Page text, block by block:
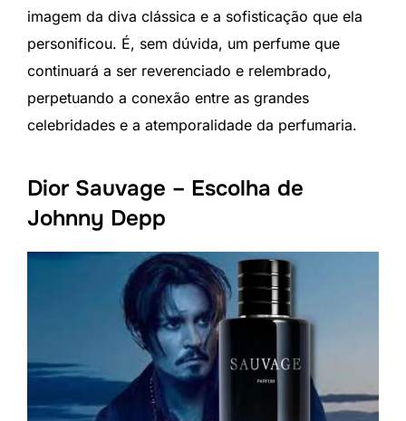
imagem da diva clássica e a sofisticação que ela
personificou. É, sem dúvida, um perfume que
continuará a ser reverenciado e relembrado,
perpetuando a conexão entre as grandes
celebridades e a atemporalidade da perfumaria.
Dior Sauvage – Escolha de
Johnny Depp